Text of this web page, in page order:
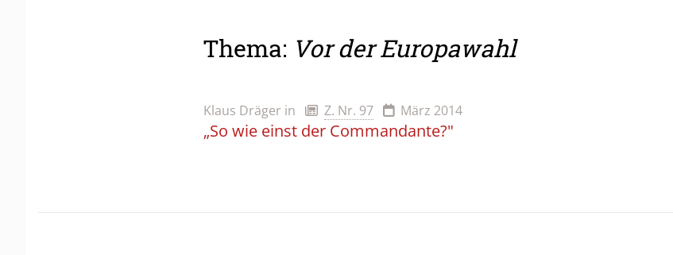
Thema: Vor der Europawahl
Klaus Dräger in Z. Nr. 97 März 2014
„So wie einst der Commandante?"